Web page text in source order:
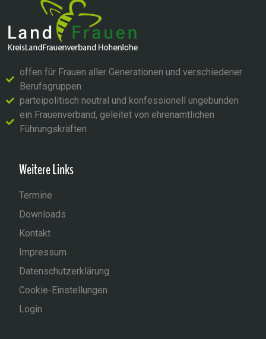
offen für Frauen aller Generationen und verschiedener
Berufsgruppen
parteipolitisch neutral und konfessionell ungebunden
ein Frauenverband, geleitet von ehrenamtlichen
Führungskräften
Weitere Links
Termine
Downloads
Kontakt
Impressum
Datenschutzerklärung
Cookie-Einstellungen
Login